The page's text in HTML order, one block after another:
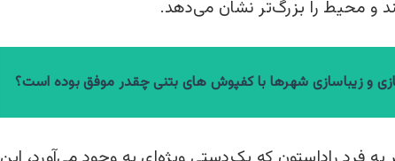
و محیط را بزرگ­‌تر نشان می‌­دهد.
و زیباسازی شهرها با کفپوش های بتنی چقدر موفق بوده است؟